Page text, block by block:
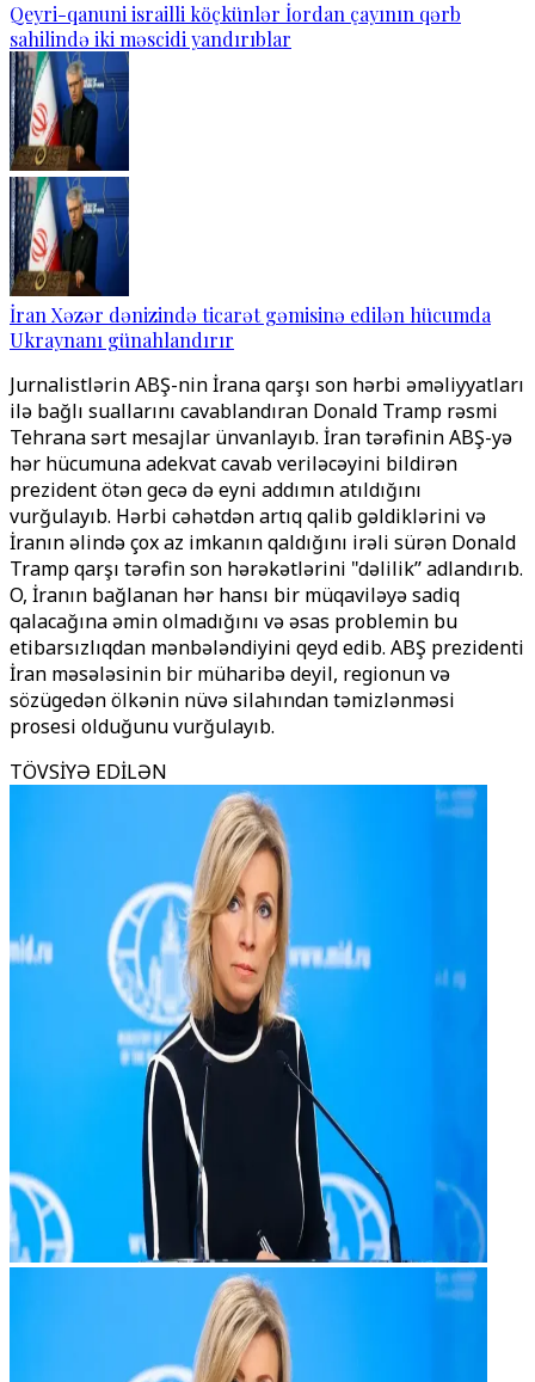
Qeyri-qanuni israilli köçkünlər İordan çayının qərb
sahilində iki məscidi yandırıblar
İran Xəzər dənizində ticarət gəmisinə edilən hücumda
Ukraynanı günahlandırır
Jurnalistlərin ABŞ-nin İrana qarşı son hərbi əməliyyatları
ilə bağlı suallarını cavablandıran Donald Tramp rəsmi
Tehrana sərt mesajlar ünvanlayıb. İran tərəfinin ABŞ-yə
hər hücumuna adekvat cavab veriləcəyini bildirən
prezident ötən gecə də eyni addımın atıldığını
vurğulayıb. Hərbi cəhətdən artıq qalib gəldiklərini və
İranın əlində çox az imkanın qaldığını irəli sürən Donald
Tramp qarşı tərəfin son hərəkətlərini "dəlilik’’ adlandırıb.
O, İranın bağlanan hər hansı bir müqaviləyə sadiq
qalacağına əmin olmadığını və əsas problemin bu
etibarsızlıqdan mənbələndiyini qeyd edib. ABŞ prezidenti
İran məsələsinin bir müharibə deyil, regionun və
sözügedən ölkənin nüvə silahından təmizlənməsi
prosesi olduğunu vurğulayıb.
TÖVSİYƏ EDİLƏN